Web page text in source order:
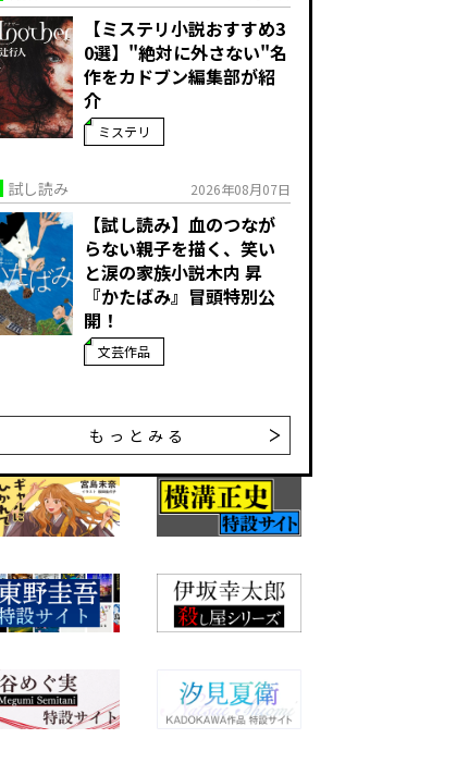
【ミステリ小説おすすめ3
0選】"絶対に外さない"名
作をカドブン編集部が紹
介
ミステリ
試し読み 2026年08月07日
【試し読み】血のつなが
らない親子を描く、笑い
と涙の家族小説――木内 昇
『かたばみ』冒頭特別公
開！
文芸作品
もっとみる